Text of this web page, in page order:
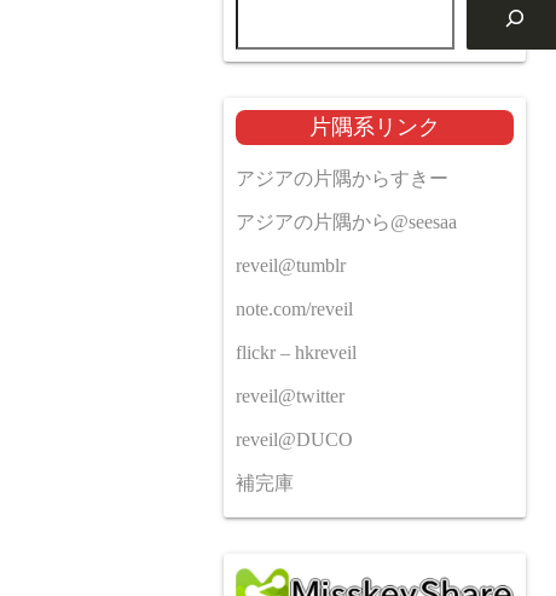
片隅系リンク
アジアの片隅からすきー
アジアの片隅から@seesaa
reveil@tumblr
note.com/reveil
flickr – hkreveil
reveil@twitter
reveil@DUCO
補完庫